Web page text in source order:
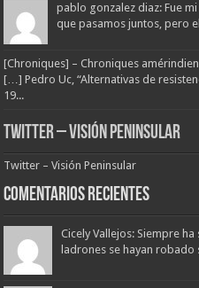
pablo gonzalez diaz: Fue
que pasamos juntos, pero
[Chroniques] – Chroniques
[…] Pedro Uc, “Alternativas de
19...
Twitter – Visión Peninsular
Twitter – Visión Peninsular
Comentarios Recientes
Cicely Vallejos: Siempre
ladrones se hayan robado